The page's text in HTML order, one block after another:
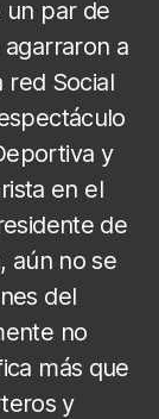
un par de
a
red Social
y
en el
de
aún no se
del
no
más que
y